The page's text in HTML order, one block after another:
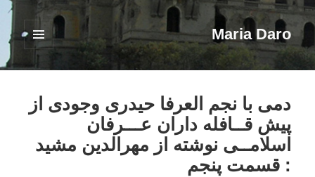
Maria Daro
فهرست
ابزارک‌ها
دمی با نجم العرفا حیدری وجودی از
پیش قــافله داران عـــرفان
اسلامــی نوشته از مهرالدین مشید
: قسمت پنجم